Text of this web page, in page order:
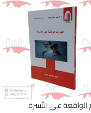
الواقعة على الأسرة